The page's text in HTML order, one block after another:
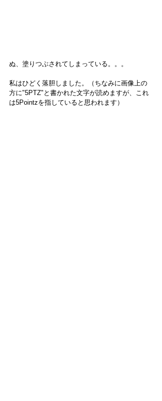
ぬ、塗りつぶされてしまっている。。。
私はひどく落胆しました。（ちなみに画像上の
方に"5PTZ"と書かれた文字が読めますが、これ
は5Pointzを指していると思われます）